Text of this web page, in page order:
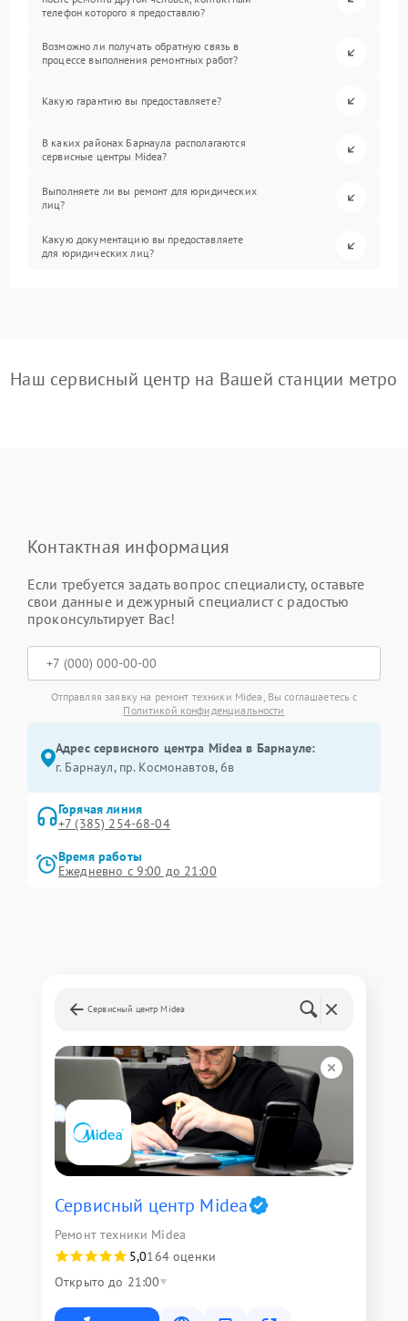
телефон которого я предоставлю?
Возможно ли получать обратную связь в
процессе выполнения ремонтных работ?
Какую гарантию вы предоставляете?
В каких районах Барнаула располагаются
сервисные центры Midea?
Выполняете ли вы ремонт для юридических
лиц?
Какую документацию вы предоставляете
для юридических лиц?
Наш сервисный центр на Вашей станции метро
Контактная информация
Если требуется задать вопрос специалисту, оставьте
свои данные и дежурный специалист с радостью
проконсультирует Вас!
Отправляя заявку на ремонт техники Midea, Вы соглашаетесь с
Политикой конфиденциальности
Адрес сервисного центра Midea в Барнауле:
г. Барнаул, ​пр. Космонавтов, 6в
Горячая линия
+7 (385) 254-68-04
Время работы
Ежедневно с 9:00 до 21:00
Сервисный центр Midea
Сервисный центр Midea
Ремонт техники Midea
5,0164 оценки
Открыто до 21:00